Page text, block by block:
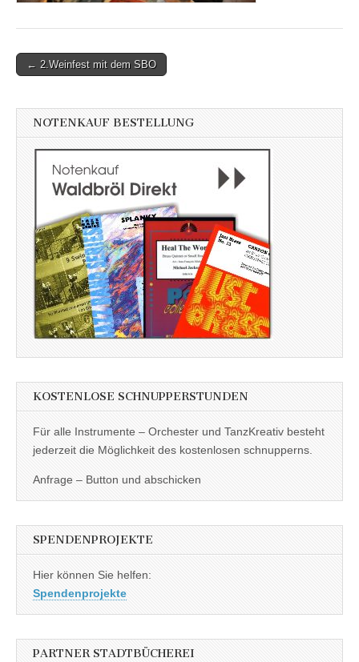
Post
← 2.Weinfest mit dem SBO
NOTENKAUF BESTELLUNG
KOSTENLOSE SCHNUPPERSTUNDEN
Für alle Instrumente – Orchester und TanzKreativ besteht
jederzeit die Möglichkeit des kostenlosen schnupperns.
Anfrage – Button und abschicken
SPENDENPROJEKTE
Hier können Sie helfen:
Spendenprojekte
PARTNER STADTBÜCHEREI